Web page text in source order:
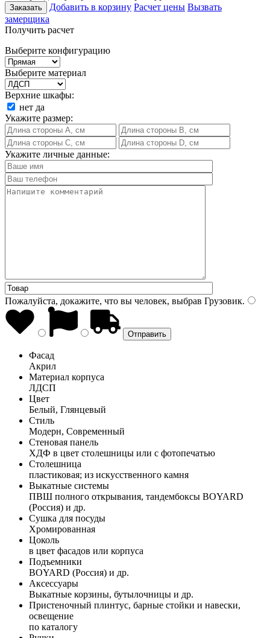
Заказать Добавить в корзину Расчет цены Вызвать
замерщика
Получить расчет
Выберите конфигурацию
Выберите материал
Верхние шкафы:
нет да
Укажите размер:
Укажите личные данные:
Пожалуйста, докажите, что вы человек, выбрав Грузовик.
Фасад
Акрил
Материал корпуса
ЛДСП
Цвет
Белый, Глянцевый
Стиль
Модерн, Современный
Стеновая панель
ХДФ в цвет столешницы или с фотопечатью
Столешница
пластиковая; из искусственного камня
Выкатные системы
ПВШ полного открывания, тандембоксы BOYARD
(Россия) и др.
Сушка для посуды
Хромированная
Цоколь
в цвет фасадов или корпуса
Подъемники
BOYARD (Россия) и др.
Аксессуары
Выкатные корзины, бутылочницы и др.
Пристеночный плинтус, барные стойки и навески,
освещение
по каталогу